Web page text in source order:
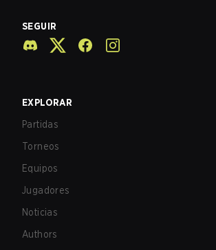
SEGUIR
EXPLORAR
Partidas
Torneos
Equipos
Jugadores
Noticias
Authors